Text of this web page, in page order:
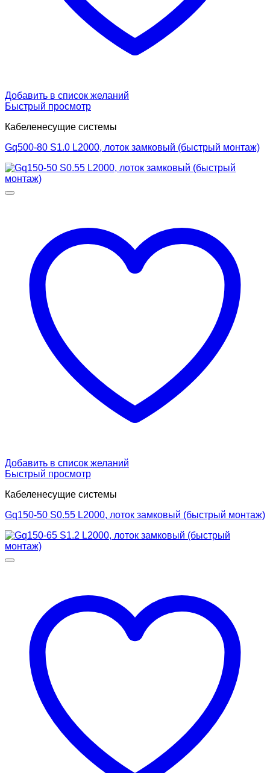
Добавить в список желаний
Быстрый просмотр
Кабеленесущие системы
Gq500-80 S1.0 L2000, лоток замковый (быстрый монтаж)
Добавить в список желаний
Быстрый просмотр
Кабеленесущие системы
Gq150-50 S0.55 L2000, лоток замковый (быстрый монтаж)